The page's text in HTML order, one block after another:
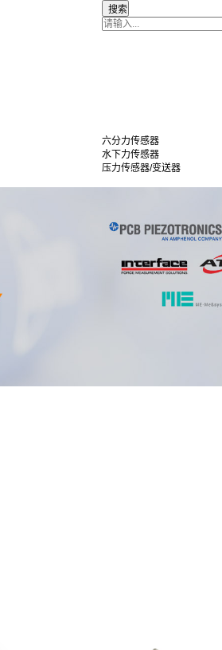
六分力传感器
水下力传感器
压力传感器/变送器